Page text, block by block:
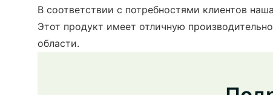
В соответствии с потребностями клиентов
Этот продукт имеет отличную
области.